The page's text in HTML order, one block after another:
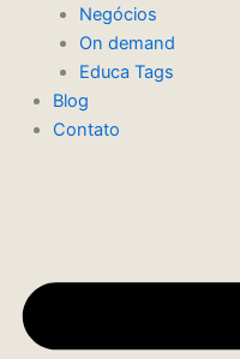
Negócios
On demand
Educa Tags
Blog
Contato